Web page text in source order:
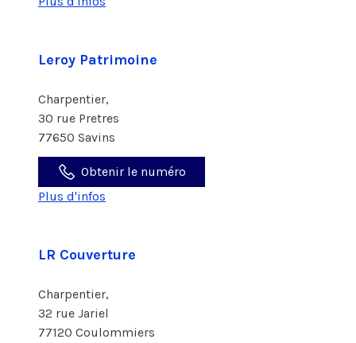
Leroy Patrimoine
Charpentier,
30 rue Pretres
77650 Savins
Obtenir le numéro
Plus d'infos
LR Couverture
Charpentier,
32 rue Jariel
77120 Coulommiers